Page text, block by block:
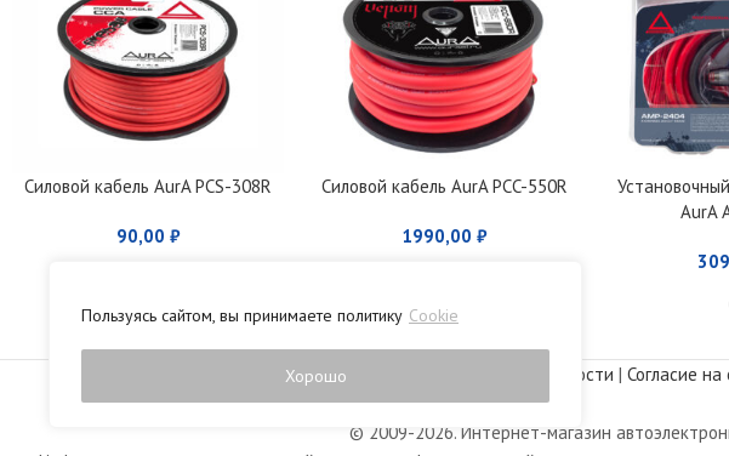
Пользуясь сайтом, вы принимаете политику Cookie
Хорошо
Силовой кабель AurA PCS-308R
90,00 ₽
Силовой кабель AurA PCC-550R
1990,00₽
AurA
Политика конфиденциальности | Согласие
© 2009-2026. Интернет-магазин